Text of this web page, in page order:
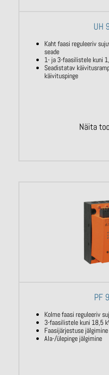
UH
Kaht faasi reguleeriv
seade
1- ja 3-faasilistele kuni
Seadistatav
käivituspinge
Näita
PF
Kolme faasi reguleeriv
3-faasilistele kuni 18,5
Faasijärjestuse jälgimine
Ala-/ülepinge jälgimine